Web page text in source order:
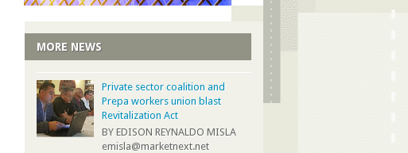
MORE NEWS
Private sector coalition and
Prepa workers union blast
Revitalization Act
BY EDISON REYNALDO MISLA
emisla@marketnext.net